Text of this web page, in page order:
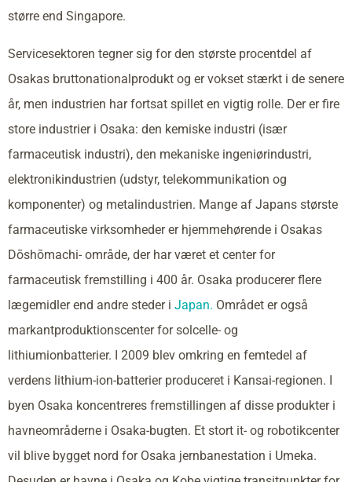
større end Singapore.
Servicesektoren tegner sig for den største procentdel af
Osakas bruttonationalprodukt og er vokset stærkt i de senere
år, men industrien har fortsat spillet en vigtig rolle. Der er fire
store industrier i Osaka: den kemiske industri (især
farmaceutisk industri), den mekaniske ingeniørindustri,
elektronikindustrien (udstyr, telekommunikation og
komponenter) og metalindustrien. Mange af Japans største
farmaceutiske virksomheder er hjemmehørende i Osakas
Dōshōmachi- område, der har været et center for
farmaceutisk fremstilling i 400 år. Osaka producerer flere
lægemidler end andre steder i Japan. Området er også
markantproduktionscenter for solcelle- og
lithiumionbatterier. I 2009 blev omkring en femtedel af
verdens lithium-ion-batterier produceret i Kansai-regionen. I
byen Osaka koncentreres fremstillingen af disse produkter i
havneområderne i Osaka-bugten. Et stort it- og robotikcenter
vil blive bygget nord for Osaka jernbanestation i Umeka.